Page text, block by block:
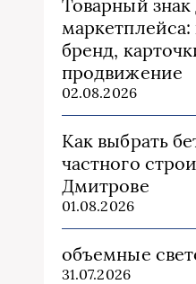
Товарный знак
бренд,
продвижение
02.08.2026
Как выбрать
частного
Дмитрове
01.08.2026
объемные
31.07.2026